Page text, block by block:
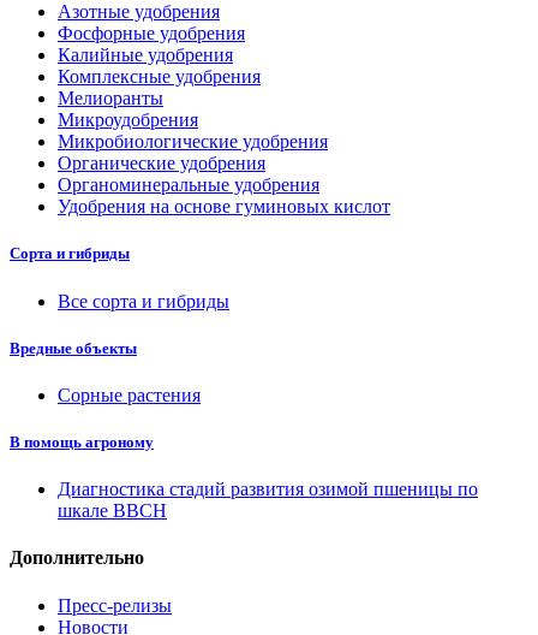
Азотные удобрения
Фосфорные удобрения
Калийные удобрения
Комплексные удобрения
Мелиоранты
Микроудобрения
Микробиологические удобрения
Органические удобрения
Органоминеральные удобрения
Удобрения на основе гуминовых кислот
Сорта и гибриды
Все сорта и гибриды
Вредные объекты
Сорные растения
В помощь агроному
Диагностика стадий развития озимой пшеницы по
шкале ВВСН
Дополнительно
Пресс-релизы
Новости